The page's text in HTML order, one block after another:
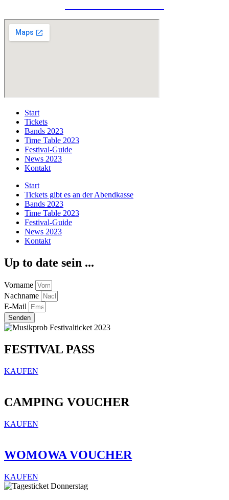
Start
Tickets
Bands 2023
Time Table 2023
Festival-Guide
News 2023
Kontakt
Start
Tickets gibt es an der Abendkasse
Bands 2023
Time Table 2023
Festival-Guide
News 2023
Kontakt
Up to date sein ...
Vorname
Nachname
E-Mail
Senden
FESTIVAL PASS
KAUFEN
CAMPING VOUCHER
KAUFEN
WOMOWA VOUCHER
KAUFEN